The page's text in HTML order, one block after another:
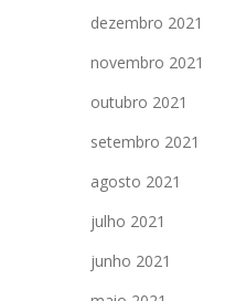
dezembro 2021
novembro 2021
outubro 2021
setembro 2021
agosto 2021
julho 2021
junho 2021